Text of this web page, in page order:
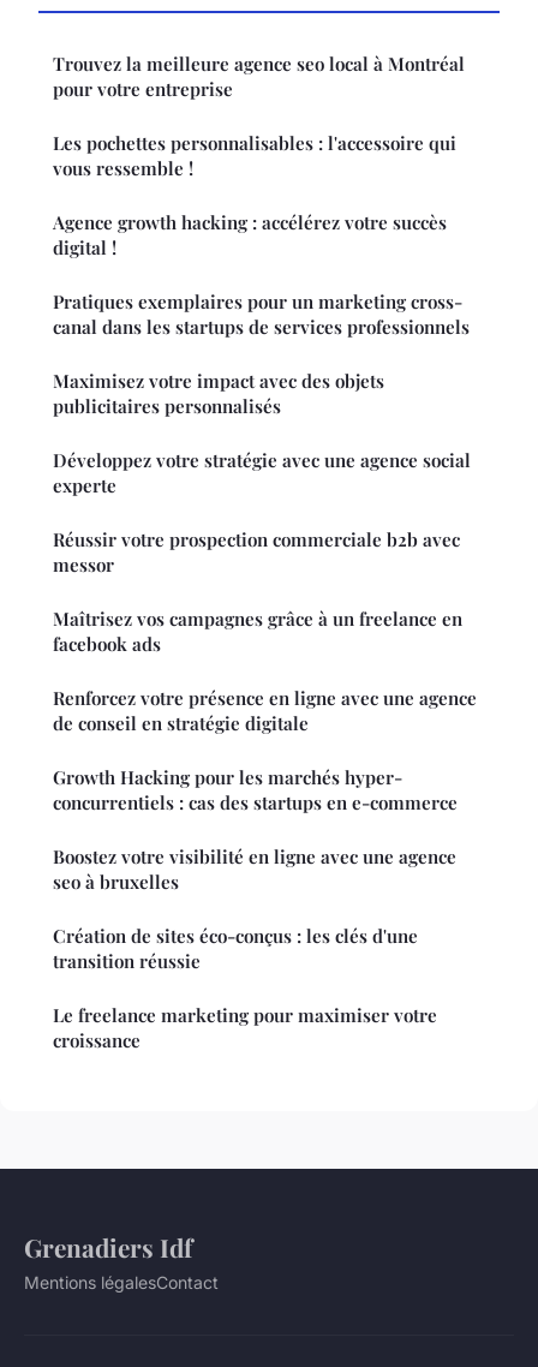
Trouvez la meilleure agence seo local à Montréal
pour votre entreprise
Les pochettes personnalisables : l'accessoire qui
vous ressemble !
Agence growth hacking : accélérez votre succès
digital !
Pratiques exemplaires pour un marketing cross-
canal dans les startups de services professionnels
Maximisez votre impact avec des objets
publicitaires personnalisés
Développez votre stratégie avec une agence social
experte
Réussir votre prospection commerciale b2b avec
messor
Maîtrisez vos campagnes grâce à un freelance en
facebook ads
Renforcez votre présence en ligne avec une agence
de conseil en stratégie digitale
Growth Hacking pour les marchés hyper-
concurrentiels : cas des startups en e-commerce
Boostez votre visibilité en ligne avec une agence
seo à bruxelles
Création de sites éco-conçus : les clés d'une
transition réussie
Le freelance marketing pour maximiser votre
croissance
Grenadiers Idf
Mentions légalesContact